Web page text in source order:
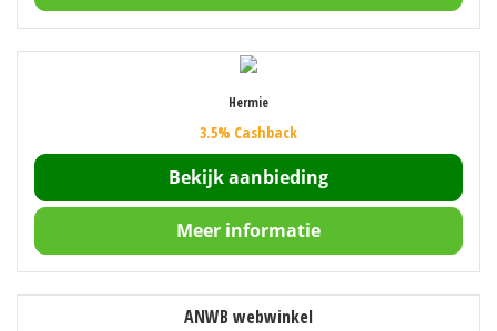
Hermie
3.5% Cashback
Bekijk aanbieding
Meer informatie
ANWB webwinkel